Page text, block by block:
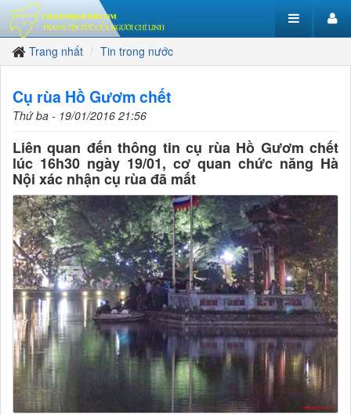
Trang nhất Tin trong nước
Cụ rùa Hồ Gươm chết
Thứ ba - 19/01/2016 21:56
Liên quan đến thông tin cụ rùa Hồ Gươm chết
lúc 16h30 ngày 19/01, cơ quan chức năng Hà
Nội xác nhận cụ rùa đã mất